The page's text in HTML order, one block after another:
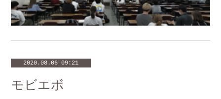
2020.08.06 09:21
モビエボ